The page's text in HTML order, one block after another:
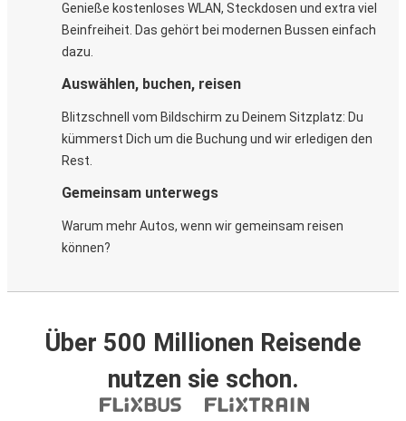
Genieße kostenloses WLAN, Steckdosen und extra viel
Beinfreiheit. Das gehört bei modernen Bussen einfach
dazu.
Auswählen, buchen, reisen
Blitzschnell vom Bildschirm zu Deinem Sitzplatz: Du
kümmerst Dich um die Buchung und wir erledigen den
Rest.
Gemeinsam unterwegs
Warum mehr Autos, wenn wir gemeinsam reisen
können?
Über 500 Millionen Reisende
nutzen sie schon.